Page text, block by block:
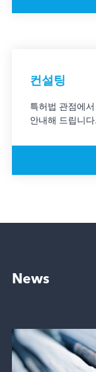
컨설팅
특허법 관점에
안내해 드립니다.
News